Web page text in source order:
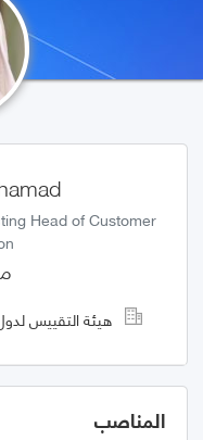
Head of Customer
هيئة التقييس
المناصب